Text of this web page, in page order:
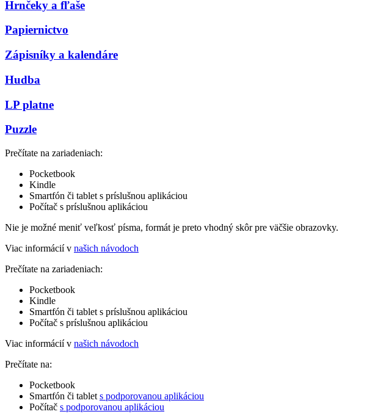
Hrnčeky a fľaše
Papiernictvo
Zápisníky a kalendáre
Hudba
LP platne
Puzzle
Prečítate na zariadeniach:
Pocketbook
Kindle
Smartfón či tablet s príslušnou aplikáciou
Počítač s príslušnou aplikáciou
Nie je možné meniť veľkosť písma, formát je preto vhodný skôr pre väčšie obrazovky.
Viac informácií v našich návodoch
Prečítate na zariadeniach:
Pocketbook
Kindle
Smartfón či tablet s príslušnou aplikáciou
Počítač s príslušnou aplikáciou
Viac informácií v našich návodoch
Prečítate na:
Pocketbook
Smartfón či tablet s podporovanou aplikáciou
Počítač s podporovanou aplikáciou